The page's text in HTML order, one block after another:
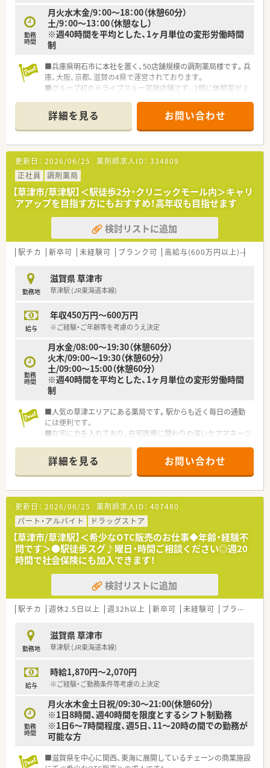
勤務
時間
月火水木金/9：00～18：00（休憩60分）
土/9：00～13：00（休憩なし）
※週40時間を平均とした、1ヶ月単位の変形労働時間
制
■兵庫県明石市に本社を置く、50店舗規模の調剤薬局様です。兵
庫、大阪、京都、滋賀の4県で運営されております。
■グループ初のドライブスルー実施店舗です。2階に休憩室が２
■錠剤の監査システムや円盤の分包機も2台あり、機器類も充実
しています。
詳細を見る お問い合わせ
更新日： 2026/06/25 薬剤師求人ID： 334809
正社員
調剤薬局
【草津市/草津駅】＜駅徒歩2分・クリニックモール内＞キャリ
アアップを目指す方にもおすすめ！高年収も目指せます
検討リストに追加
駅チカ 新卒可 未経験可 ブランク可 高給与(600万円以上)
勤務地
滋賀県 草津市
草津駅 (JR東海道本線)
給与
年収450万円～600万円
※ご経験・ご年齢等を考慮のうえ決定
勤務
時間
月水金/08:00～19:30（休憩60分）
火木/09:00～19:30（休憩60分）
土/09:00～15:00（休憩60分）
※週40時間を平均とした、1ヶ月単位の変形労働時間
制
■人気の草津エリアにある薬局です。駅からも近く毎日の通勤
には便利です。
■在宅に力を入れており、在宅医療に関わりの深いケアマネージ
わず在宅を行っております。
■組織の風通しの良さを支えるエリア長制度がございます。店
舗の情報や意見を収集するとともに、会社の指示を円滑に伝えら
れる組織体制を実現しています。
詳細を見る お問い合わせ
更新日： 2026/06/25 薬剤師求人ID： 407480
パート・アルバイト
ドラッグストア
【草津市/草津駅】＜希少なOTC販売のお仕事◆年齢・経験不
問です＞●駅徒歩スグ♪曜日・時間ご相談ください◎週20
時間で社会保険にも加入できます！
検討リストに追加
駅チカ 週休2.5日以上 週32h以上 新卒可 未経験可 ブランク可
勤務地
滋賀県 草津市
草津駅 (JR東海道本線)
給与
時給1,870円～2,070円
※ご経験・ご勤務条件等考慮の上決定
勤務
時間
月火水木金土日祝/09:30～21:00(休憩60分)
※1日8時間、週40時間を限度とするシフト制勤務
※1日6～7時間程度、週5日、11～20時の間での勤務が
可能な方
■滋賀県を中心に関西、東海に展開しているチェーンの商業施設